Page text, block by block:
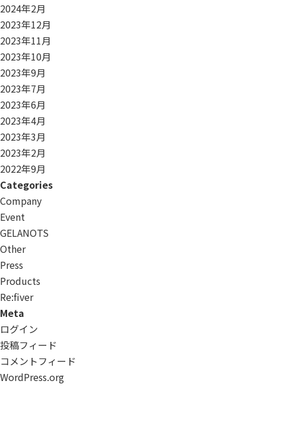
2024年2月
2023年12月
2023年11月
2023年10月
2023年9月
2023年7月
2023年6月
2023年4月
2023年3月
2023年2月
2022年9月
Categories
Company
Event
GELANOTS
Other
Press
Products
Re:ﬁver
Meta
ログイン
投稿フィード
コメントフィード
WordPress.org